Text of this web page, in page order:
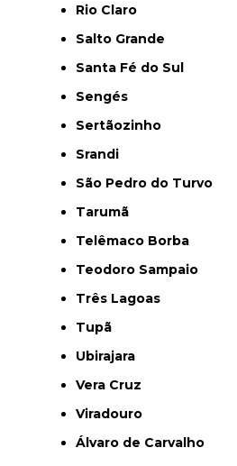
Rio Claro
Salto Grande
Santa Fé do Sul
Sengés
Sertãozinho
Srandi
São Pedro do Turvo
Tarumã
Telêmaco Borba
Teodoro Sampaio
Três Lagoas
Tupã
Ubirajara
Vera Cruz
Viradouro
Álvaro de Carvalho